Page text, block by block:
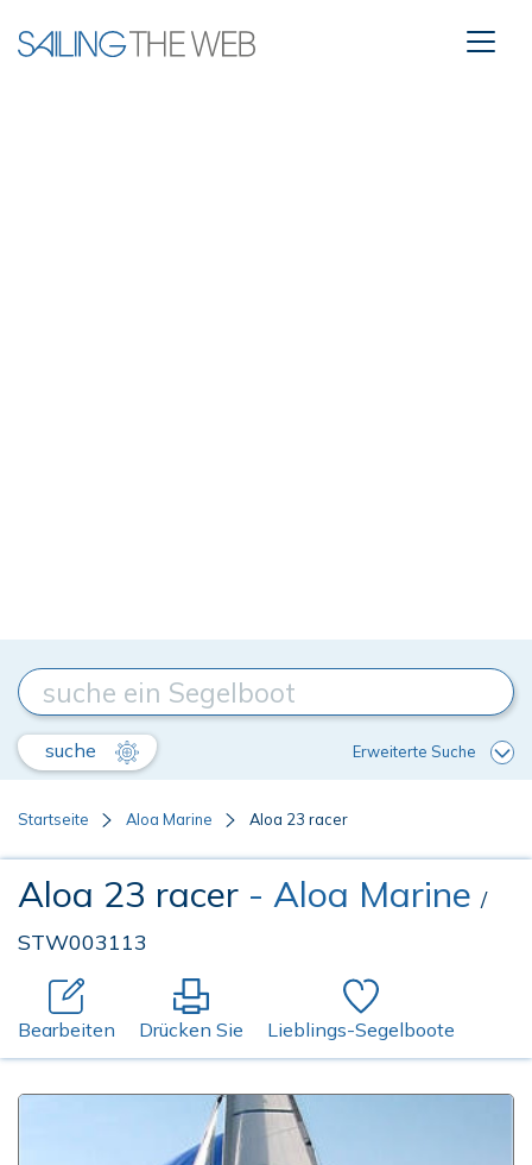
suche Erweiterte Suche
Startseite Aloa Marine Aloa 23 racer
Aloa 23 racer - Aloa Marine /
STW003113
Bearbeiten Drücken Sie Lieblings-Segelboote